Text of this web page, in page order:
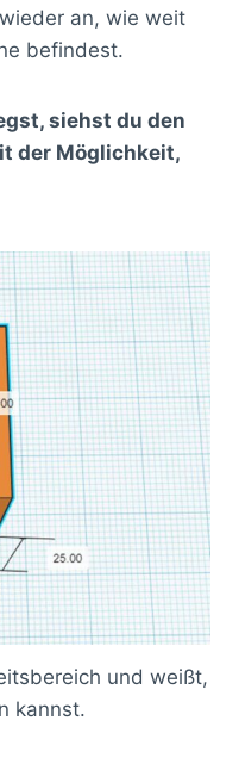
an, wie weit
befindest.
siehst du den
der Möglichkeit,
und weißt,
kannst.